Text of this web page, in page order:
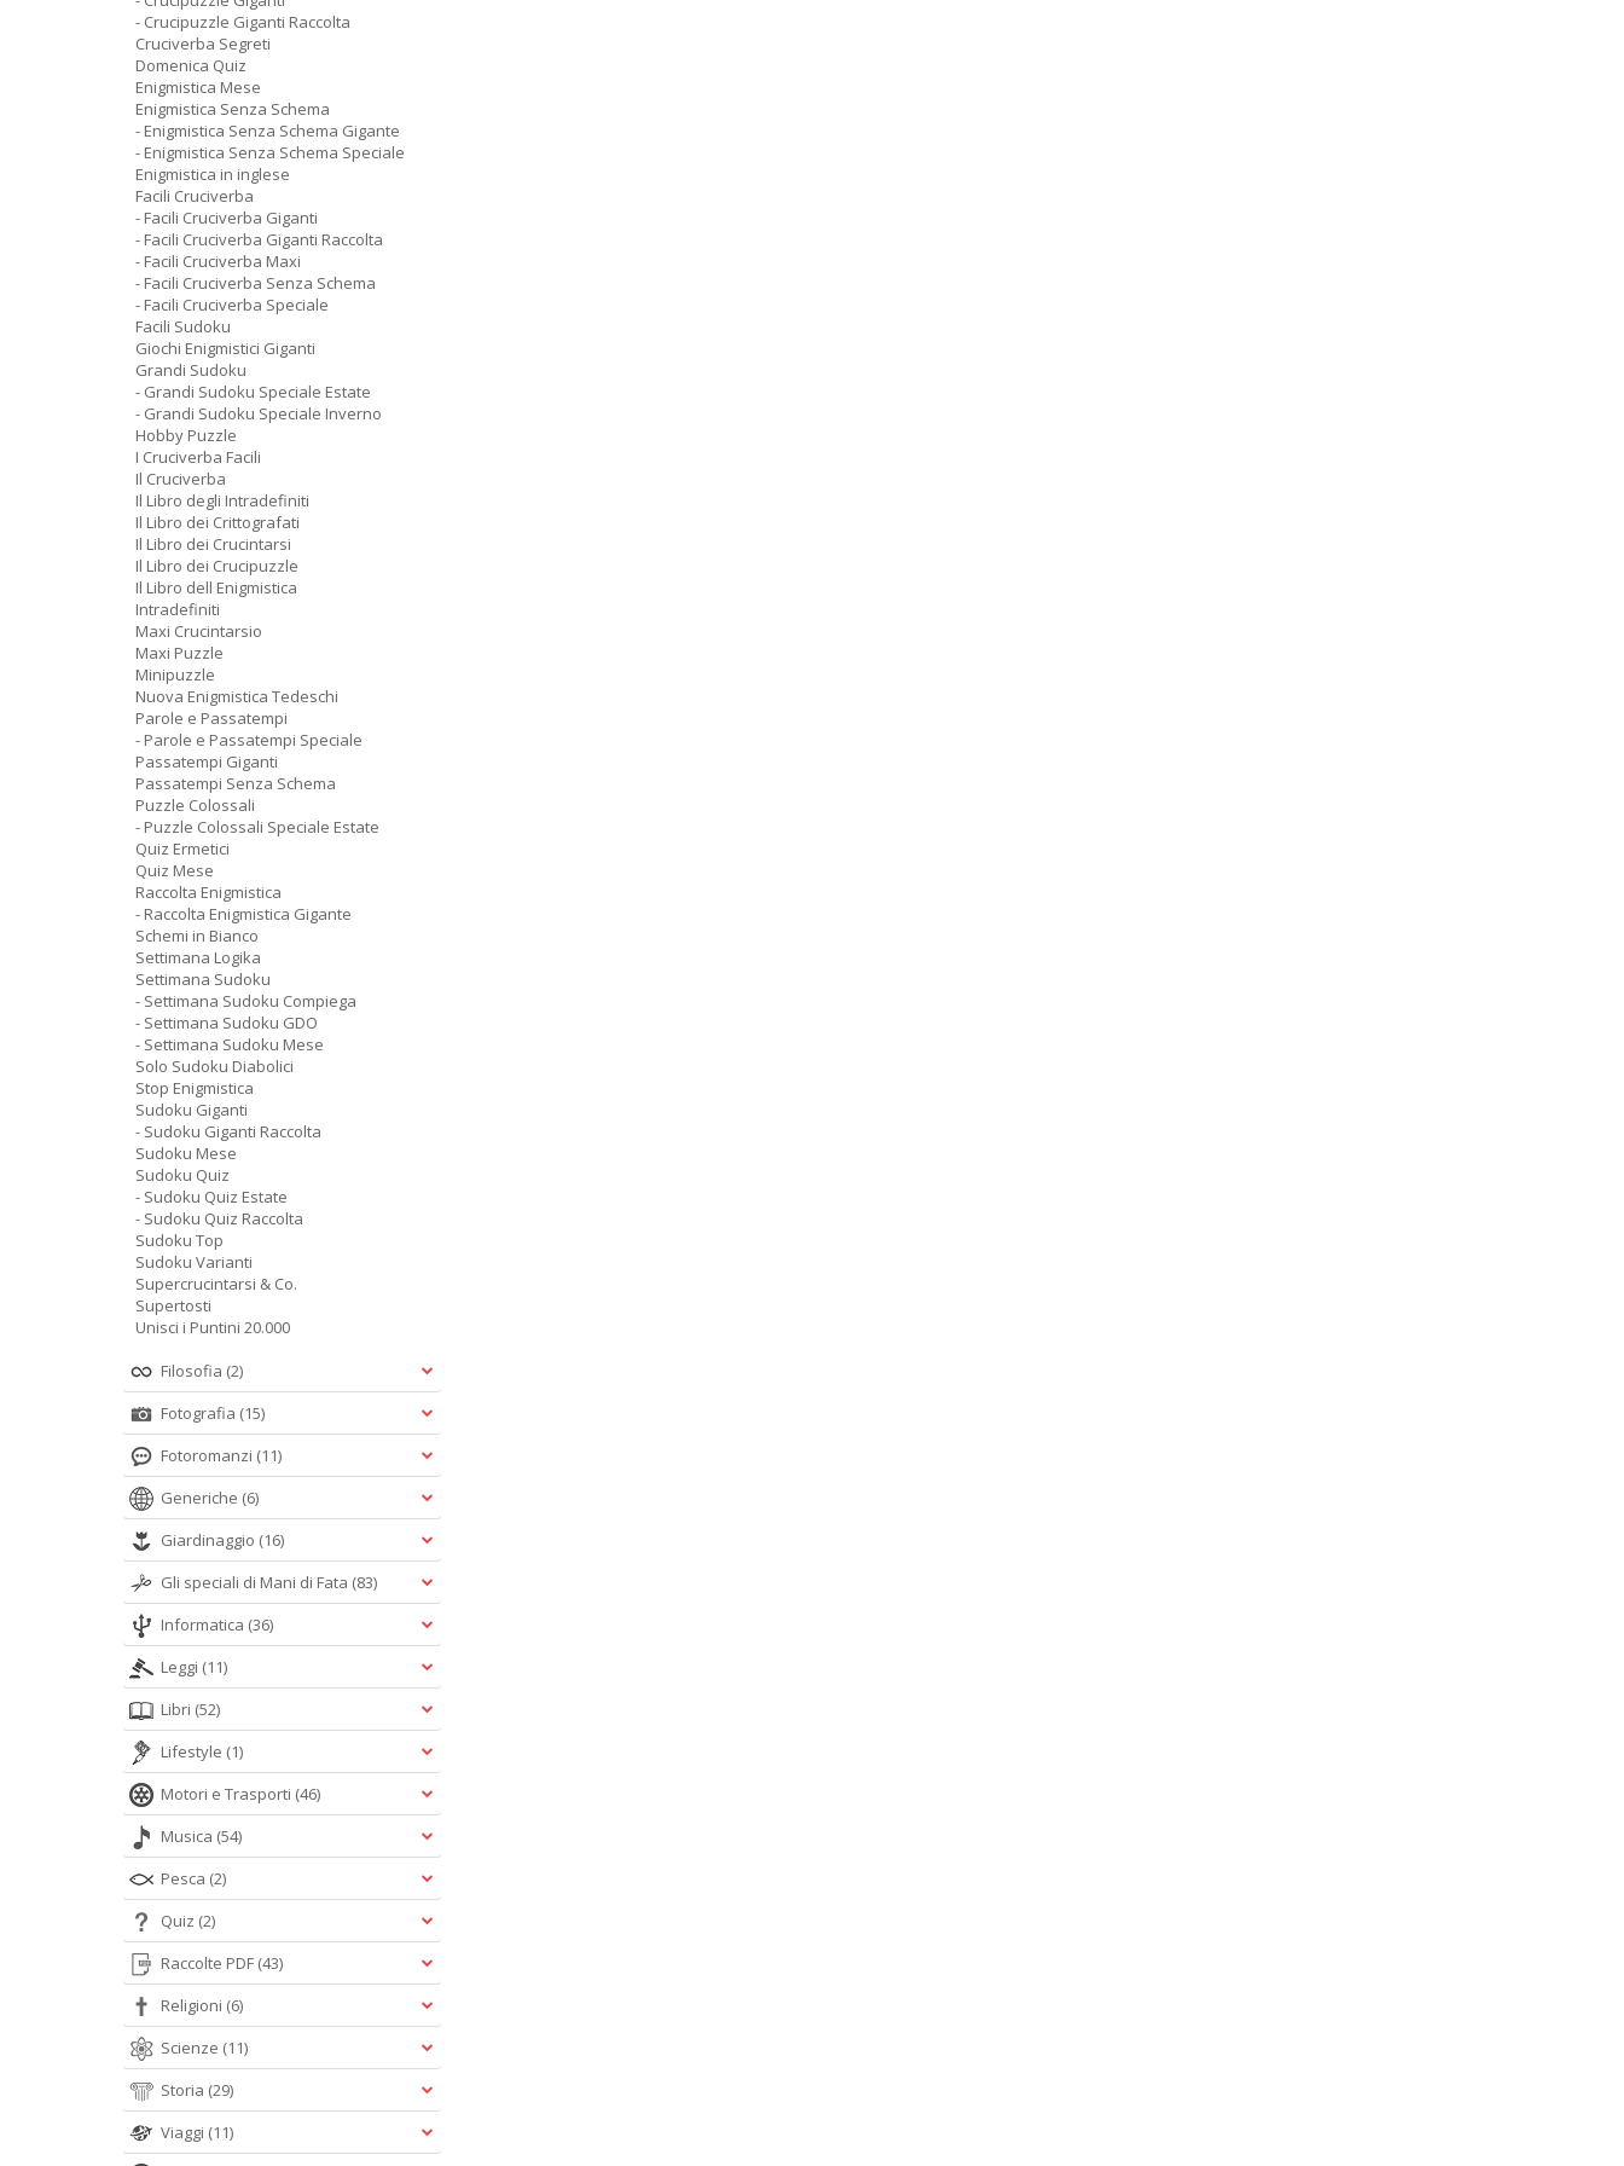
- Crucipuzzle Giganti Raccolta
Cruciverba Segreti
Domenica Quiz
Enigmistica Mese
Enigmistica Senza Schema
- Enigmistica Senza Schema Gigante
- Enigmistica Senza Schema Speciale
Enigmistica in inglese
Facili Cruciverba
- Facili Cruciverba Giganti
- Facili Cruciverba Giganti Raccolta
- Facili Cruciverba Maxi
- Facili Cruciverba Senza Schema
- Facili Cruciverba Speciale
Facili Sudoku
Giochi Enigmistici Giganti
Grandi Sudoku
- Grandi Sudoku Speciale Estate
- Grandi Sudoku Speciale Inverno
Hobby Puzzle
I Cruciverba Facili
Il Cruciverba
Il Libro degli Intradefiniti
Il Libro dei Crittografati
Il Libro dei Crucintarsi
Il Libro dei Crucipuzzle
Il Libro dell Enigmistica
Intradefiniti
Maxi Crucintarsio
Maxi Puzzle
Minipuzzle
Nuova Enigmistica Tedeschi
Parole e Passatempi
- Parole e Passatempi Speciale
Passatempi Giganti
Passatempi Senza Schema
Puzzle Colossali
- Puzzle Colossali Speciale Estate
Quiz Ermetici
Quiz Mese
Raccolta Enigmistica
- Raccolta Enigmistica Gigante
Schemi in Bianco
Settimana Logika
Settimana Sudoku
- Settimana Sudoku Compiega
- Settimana Sudoku GDO
- Settimana Sudoku Mese
Solo Sudoku Diabolici
Stop Enigmistica
Sudoku Giganti
- Sudoku Giganti Raccolta
Sudoku Mese
Sudoku Quiz
- Sudoku Quiz Estate
- Sudoku Quiz Raccolta
Sudoku Top
Sudoku Varianti
Supercrucintarsi & Co.
Supertosti
Unisci i Puntini 20.000
Filosofia (2)
Fotografia (15)
Fotoromanzi (11)
Generiche (6)
Giardinaggio (16)
Gli speciali di Mani di Fata (83)
Informatica (36)
Leggi (11)
Libri (52)
Lifestyle (1)
Motori e Trasporti (46)
Musica (54)
Pesca (2)
Quiz (2)
Raccolte PDF (43)
Religioni (6)
Scienze (11)
Storia (29)
Viaggi (11)